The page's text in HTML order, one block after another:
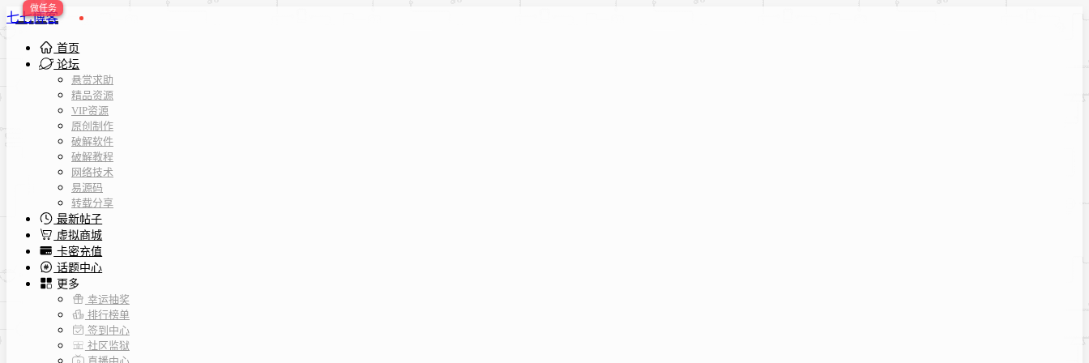
七七博客
首页
论坛
悬赏求助
精品资源
VIP资源
原创制作
破解软件
破解教程
网络技术
易源码
转载分享
最新帖子
虚拟商城
卡密充值
话题中心
更多
幸运抽奖
排行榜单
签到中心
社区监狱